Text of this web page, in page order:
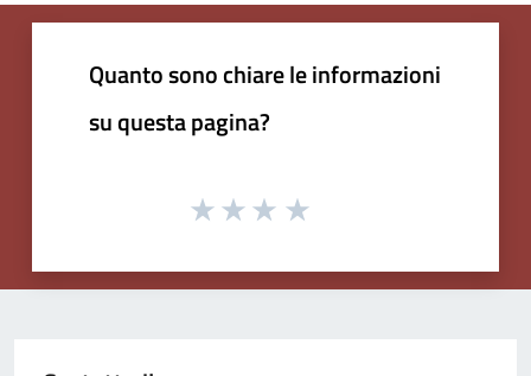
Quanto sono chiare le informazioni
su questa pagina?